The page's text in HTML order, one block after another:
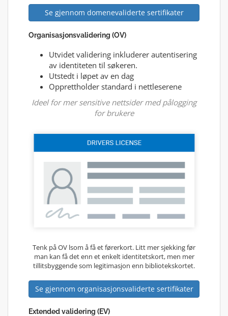
Se gjennom domenevaliderte sertifikater
Organisasjonsvalidering (OV)
Utvidet validering inkluderer autentisering
av identiteten til søkeren.
Utstedt i løpet av en dag
Opprettholder standard i nettleserene
Ideel for mer sensitive nettsider med pålogging
for brukere
Tenk på OV lsom å få et førerkort. Litt mer sjekking før
man kan få det enn et enkelt identitetskort, men mer
tillitsbyggende som legitimasjon enn bibliotekskortet.
Se gjennom organisasjonsvaliderte sertifikater
Extended validering (EV)